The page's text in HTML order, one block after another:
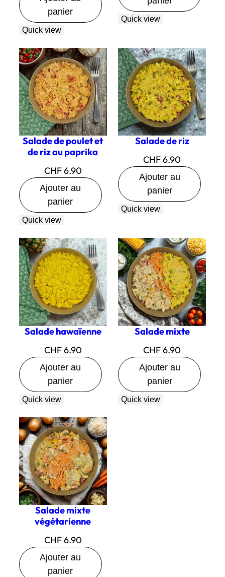
panier
Quick view
Quick view
Salade de poulet et
de riz au paprika
CHF6.90
Ajouter au
panier
Quick view
Salade de riz
CHF6.90
Ajouter au
panier
Quick view
Salade hawaïenne
CHF6.90
Ajouter au
panier
Quick view
Salade mixte
CHF6.90
Ajouter au
panier
Quick view
Salade mixte
végétarienne
CHF6.90
Ajouter au
panier